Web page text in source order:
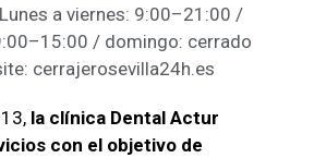
a viernes: 9:00–21:00 /
/ domingo: cerrado
cerrajerosevilla24h.es
la clínica Dental Actur
con el objetivo de